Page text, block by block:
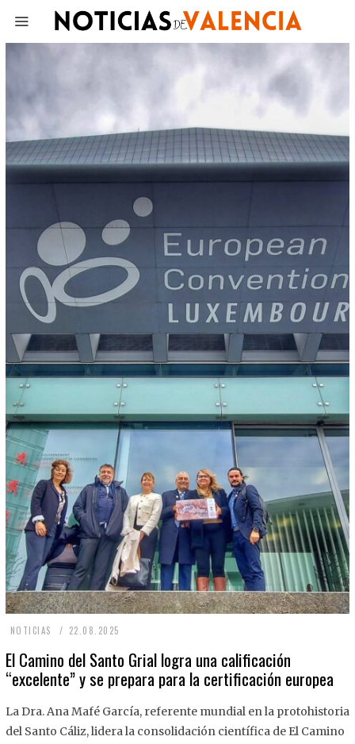
NOTICIAS 22.08.2025
.
8
El Camino del Santo Grial logra una calificación
“excelente” y se prepara para la certificación europea
La Dra. Ana Mafé García, referente mundial en la protohistoria
del Santo Cáliz, lidera la consolidación científica de El Camino